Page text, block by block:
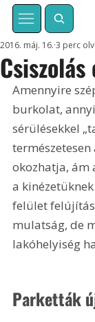
2016. máj. 16. 3 perc
Amennyire
burkolat,
sérülésekkel
okozhatja, ám
a
felület
mulatság, de
lakóhelyiség
Parketták